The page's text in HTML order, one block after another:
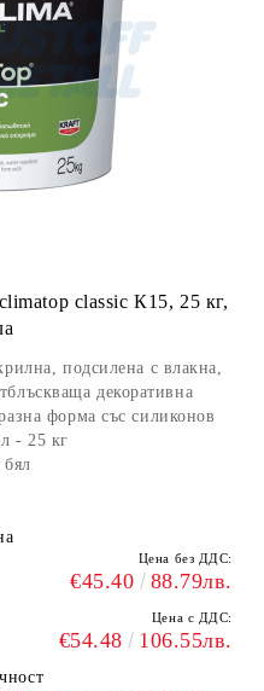
classic К15, 25 кг,
подсилена с влакна,
декоративна
форма със силиконов
- 25 кг
Цена без ДДС:
€45.40 88.79лв.
Цена с ДДС:
€54.48 106.55лв.